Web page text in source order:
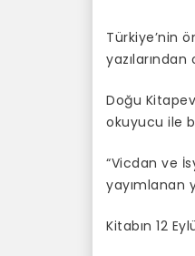
Türkiye’nin
Doğu
okuyucu ile
“Vicdan ve
yayımlanan
Kitabın 12